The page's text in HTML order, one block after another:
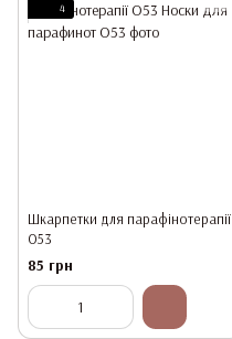
4
Шкарпетки для парафінотерапії
O53
85 грн